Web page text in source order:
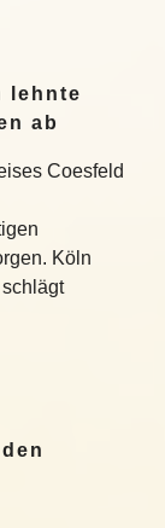
lehnte
ab
Coesfeld
Köln